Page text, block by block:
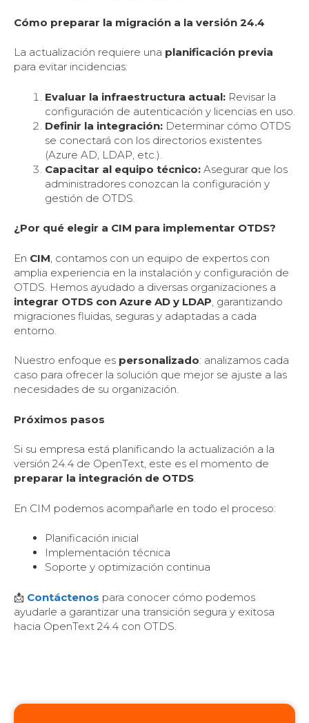
Cómo preparar la migración a la versión 24.4
La actualización requiere una planificación previa
para evitar incidencias:
Evaluar la infraestructura actual: Revisar la
configuración de autenticación y licencias en uso.
Definir la integración: Determinar cómo OTDS
se conectará con los directorios existentes
(Azure AD, LDAP, etc.).
Capacitar al equipo técnico: Asegurar que los
administradores conozcan la configuración y
gestión de OTDS.
¿Por qué elegir a CIM para implementar OTDS?
En CIM , contamos con un equipo de expertos con
amplia experiencia en la instalación y configuración de
OTDS. Hemos ayudado a diversas organizaciones a
integrar OTDS con Azure AD y LDAP , garantizando
migraciones fluidas, seguras y adaptadas a cada
entorno.
Nuestro enfoque es personalizado: analizamos cada
caso para ofrecer la solución que mejor se ajuste a las
necesidades de su organización.
Próximos pasos
Si su empresa está planificando la actualización a la
versión 24.4 de OpenText, este es el momento de
preparar la integración de OTDS.
En CIM podemos acompañarle en todo el proceso:
Planificación inicial
Implementación técnica
Soporte y optimización continua
📩 Contáctenos para conocer cómo podemos
ayudarle a garantizar una transición segura y exitosa
hacia OpenText 24.4 con OTDS.